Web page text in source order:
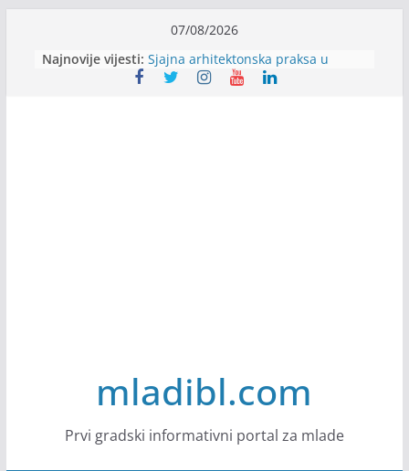
content
07/08/2026
Najnovije vijesti: Sjajna arhitektonska praksa u
Švajcarskoj
mladibl.com
Prvi gradski informativni portal za mlade